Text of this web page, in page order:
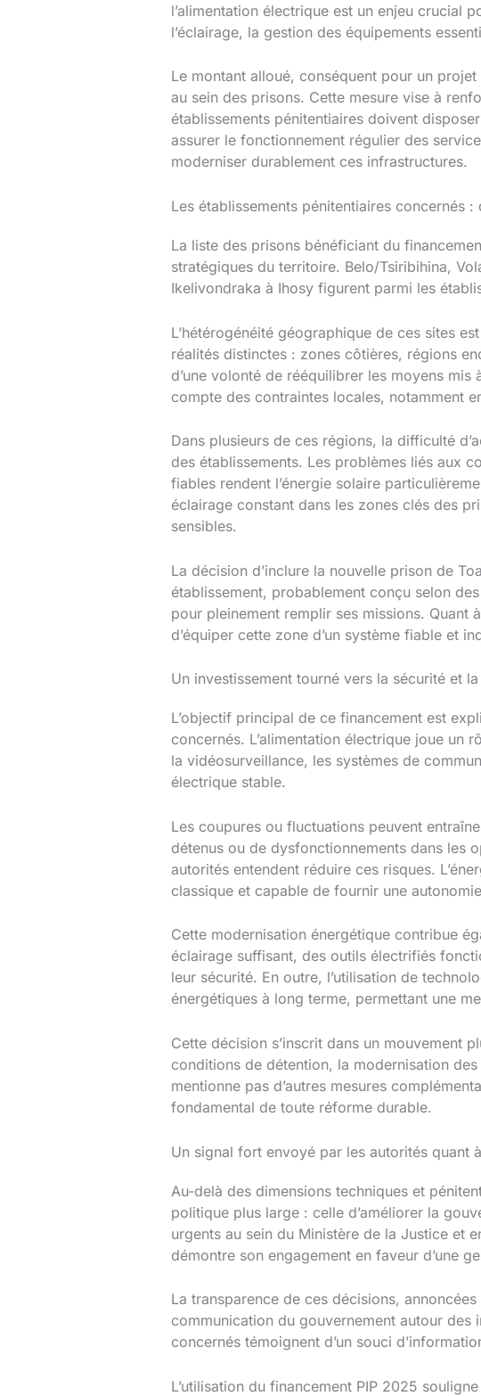
l’alimentation électrique est un enjeu crucial
l’éclairage, la gestion des équipements
Le montant alloué, conséquent pour un
au sein des prisons. Cette mesure vise à
établissements pénitentiaires doivent
assurer le fonctionnement régulier des
moderniser durablement ces infrastructures.
Les établissements pénitentiaires concernés
La liste des prisons bénéficiant du
stratégiques du territoire. Belo/Tsiribihina,
Ikelivondraka à Ihosy figurent parmi les
L’hétérogénéité géographique de ces sites
réalités distinctes : zones côtières, régions
d’une volonté de rééquilibrer les moyens
compte des contraintes locales, notamment
Dans plusieurs de ces régions, la difficulté
des établissements. Les problèmes liés aux
fiables rendent l’énergie solaire
éclairage constant dans les zones clés des
sensibles.
La décision d’inclure la nouvelle prison de
établissement, probablement conçu selon
pour pleinement remplir ses missions. Quant
d’équiper cette zone d’un système fiable et
Un investissement tourné vers la sécurité et
L’objectif principal de ce financement est
concernés. L’alimentation électrique joue un
la vidéosurveillance, les systèmes de
électrique stable.
Les coupures ou fluctuations peuvent
détenus ou de dysfonctionnements dans les
autorités entendent réduire ces risques.
classique et capable de fournir une
Cette modernisation énergétique contribue
éclairage suffisant, des outils électrifiés
leur sécurité. En outre, l’utilisation de
énergétiques à long terme, permettant une
Cette décision s’inscrit dans un mouvement
conditions de détention, la modernisation
mentionne pas d’autres mesures
fondamental de toute réforme durable.
Un signal fort envoyé par les autorités quant
Au-delà des dimensions techniques et
politique plus large : celle d’améliorer la
urgents au sein du Ministère de la Justice et
démontre son engagement en faveur d’une
La transparence de ces décisions,
communication du gouvernement autour
concernés témoignent d’un souci
L’utilisation du financement PIP 2025